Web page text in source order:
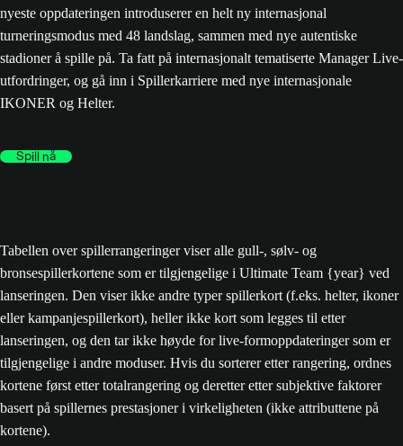
nyeste oppdateringen introduserer en helt ny internasjonal
turneringsmodus med 48 landslag, sammen med nye autentiske
stadioner å spille på. Ta fatt på internasjonalt tematiserte Manager Live-
utfordringer, og gå inn i Spillerkarriere med nye internasjonale
IKONER og Helter.
Spill nå
Tabellen over spillerrangeringer viser alle gull-, sølv- og
bronsespillerkortene som er tilgjengelige i Ultimate Team {year} ved
lanseringen. Den viser ikke andre typer spillerkort (f.eks. helter, ikoner
eller kampanjespillerkort), heller ikke kort som legges til etter
lanseringen, og den tar ikke høyde for live-formoppdateringer som er
tilgjengelige i andre moduser. Hvis du sorterer etter rangering, ordnes
kortene først etter totalrangering og deretter etter subjektive faktorer
basert på spillernes prestasjoner i virkeligheten (ikke attributtene på
kortene).